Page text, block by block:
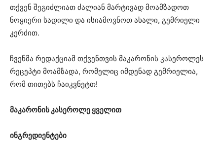
თქვენ შეგიძლიათ ძალიან მარტივად მოამზადოთ
ნოყიერი სადილი და ისიამოვნოთ ახალი, გემრიელი
კერძით.
ჩვენმა რედაქციამ თქვენთვის მაკარონის კასეროლეს
რეცეპტი მოამზადა, რომელიც იმდენად გემრიელია,
რომ თითებს ჩაიკვნეტთ!
მაკარონის კასეროლე ყველით
ინგრედიენტები